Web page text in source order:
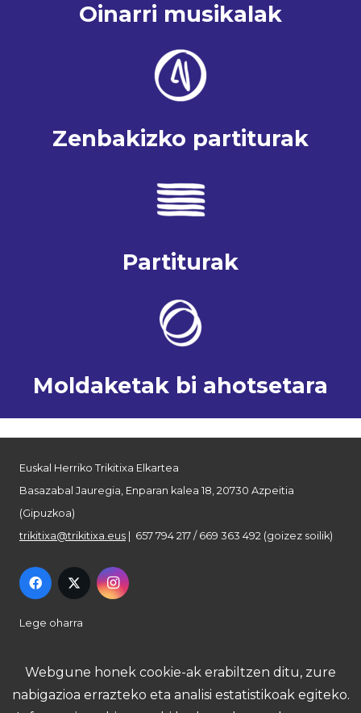
Oinarri musikalak
Zenbakizko partiturak
Partiturak
Moldaketak bi ahotsetara
Euskal Herriko Trikitixa Elkartea
Basazabal Jauregia, Enparan kalea 18, 20730 Azpeitia
(Gipuzkoa)
trikitixa@trikitixa.eus | 657 794 217 / 669 363 492 (goizez soilik)
Lege oharra
Pribatutasun politika
Webgune honek cookie-ak erabiltzen ditu, zure
nabigazioa errazteko eta analisi estatistikoak egiteko.